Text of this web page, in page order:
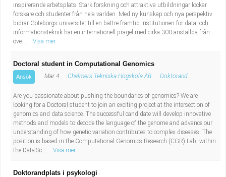
inspirerande arbetsplats. Stark forskning och attraktiva utbildningar lockar
forskare och studenter från hela världen. Med ny kunskap och nya perspektiv
bidrar Göteborgs universitet till en bättre framtid.Institutionen för data- och
informationsteknik har en internationell prägel med cirka 300 anställda från
öve...
Visa mer
Doctoral student in Computational Genomics
Ansök Mar 4 Chalmers Tekniska Högskola AB Doktorand
Are you passionate about pushing the boundaries of genomics? We are
looking for a Doctoral student to join an exciting project at the intersection of
genomics and data science. The successful candidate will develop innovative
methods and models to decode the language of the genome and advance our
understanding of how genetic variation contributes to complex diseases. The
position is based in the Computational Genomics Research (CGR) Lab, within
the Data Sc...
Visa mer
Doktorandplats i psykologi